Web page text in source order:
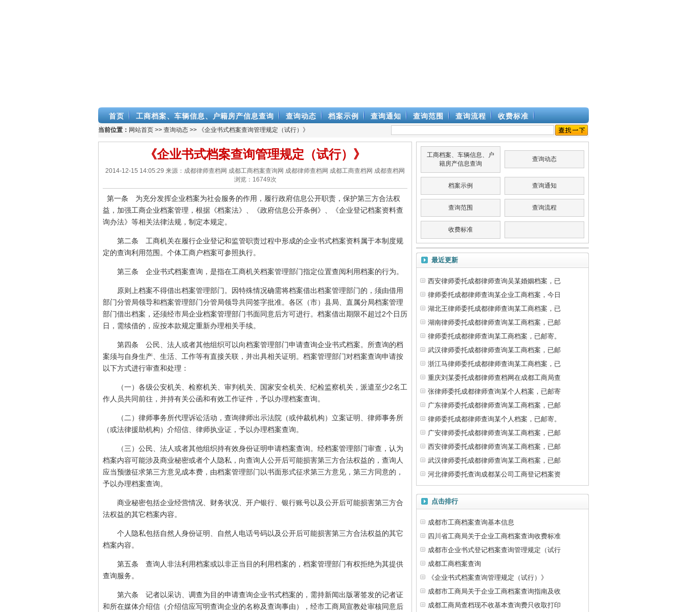
首页 工商档案、车辆信息、户籍房产信息查询 查询动态 档案示例 查询通知 查询范围 查询流程 收费标准
当前位置： 网站首页 >> 查询动态 >> 《企业书式档案查询管理规定（试行）》
《企业书式档案查询管理规定（试行）》
2014-12-15 14:05:29 来源：成都律师查档网 成都工商档案查询网 成都律师查档网 成都工商查档网 成都查档网
浏览： 16749次
第一条 为充分发挥企业档案为社会服务的作用，履行政府信息公开职责，保护第三方合法权
益，加强工商企业档案管理，根据《档案法》、《政府信息公开条例》、《企业登记档案资料查
询办法》等相关法律法规，制定本规定。
第二条 工商机关在履行企业登记和监管职责过程中形成的企业书式档案资料属于本制度规
定的查询利用范围。个体工商户档案可参照执行。
第三条 企业书式档案查询，是指在工商机关档案管理部门指定位置查阅利用档案的行为。
原则上档案不得借出档案管理部门。因特殊情况确需将档案借出档案管理部门的，须由借用
部门分管局领导和档案管理部门分管局领导共同签字批准。各区（市）县局、直属分局档案管理
部门借出档案，还须经市局企业档案管理部门书面同意后方可进行。档案借出期限不超过2个日历
日，需续借的，应按本款规定重新办理相关手续。
第四条 公民、法人或者其他组织可以向档案管理部门申请查询企业书式档案。所查询的档
案须与自身生产、生活、工作等有直接关联，并出具相关证明。档案管理部门对档案查询申请按
以下方式进行审查和处理：
（一）各级公安机关、检察机关、审判机关、国家安全机关、纪检监察机关，派遣至少2名工
作人员共同前往，并持有关公函和有效工作证件，予以办理档案查询。
（二）律师事务所代理诉讼活动，查询律师出示法院（或仲裁机构）立案证明、律师事务所
（或法律援助机构）介绍信、律师执业证，予以办理档案查询。
（三）公民、法人或者其他组织持有效身份证明申请档案查询。经档案管理部门审查，认为
档案内容可能涉及商业秘密或者个人隐私，向查询人公开后可能损害第三方合法权益的，查询人
应当预缴征求第三方意见成本费，由档案管理部门以书面形式征求第三方意见，第三方同意的，
予以办理档案查询。
商业秘密包括企业经营情况、财务状况、开户银行、银行账号以及公开后可能损害第三方合
法权益的其它档案内容。
个人隐私包括自然人身份证明、自然人电话号码以及公开后可能损害第三方合法权益的其它
档案内容。
第五条 查询人非法利用档案或以非正当目的利用档案的，档案管理部门有权拒绝为其提供
查询服务。
第六条 记者以采访、调查为目的申请查询企业书式档案的，需持新闻出版署签发的记者证
和所在媒体介绍信（介绍信应写明查询企业的名称及查询事由），经市工商局宣教处审核同意后
工商档案、车辆信息、户
籍房产信息查询
查询动态
档案示例 查询通知
查询范围 查询流程
收费标准
最近更新
西安律师委托成都律师查询吴某婚姻档案，已
律师委托成都律师查询某企业工商档案，今日
湖北王律师委托成都律师查询某工商档案，已
湖南律师委托成都律师查询某工商档案，已邮
律师委托成都律师查询某工商档案，已邮寄。
武汉律师委托成都律师查询某工商档案，已邮
浙江马律师委托成都律师查询某工商档案，已
重庆刘某委托成都律师查档网在成都工商局查
张律师委托成都律师查询某个人档案，已邮寄
广东律师委托成都律师查询某工商档案，已邮
律师委托成都律师查询某个人档案，已邮寄。
广安律师委托成都律师查询某工商档案，已邮
西安律师委托成都律师查询某工商档案，已邮
武汉律师委托成都律师查询某工商档案，已邮
河北律师委托查询成都某公司工商登记档案资
点击排行
成都市工商档案查询基本信息
四川省工商局关于企业工商档案查询收费标准
成都市企业书式登记档案查询管理规定（试行
成都工商档案查询
《企业书式档案查询管理规定（试行）》
成都市工商局关于企业工商档案查询指南及收
成都工商局查档现不收基本查询费只收取打印